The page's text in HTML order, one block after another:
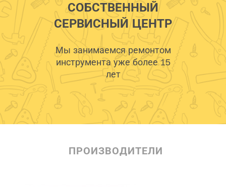
СОБСТВЕННЫЙ
СЕРВИСНЫЙ ЦЕНТР
Мы занимаемся ремонтом
инструмента уже более 15
лет
ПРОИЗВОДИТЕЛИ